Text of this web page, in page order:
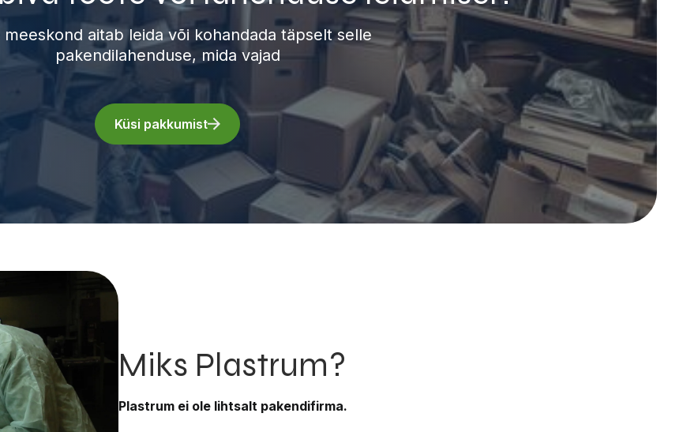
meeskond aitab leida või kohandada täpselt selle
pakendilahenduse, mida vajad
Küsi pakkumist
Miks Plastrum?
Plastrum ei ole lihtsalt pakendifirma.